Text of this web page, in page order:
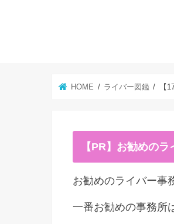
HOME ライバー図鑑 【
【PR】お勧めの
お勧めのライバー事
一番お勧めの事務所